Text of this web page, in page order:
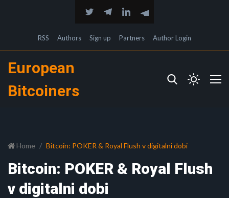
RSS Authors Sign up Partners Author Login
European
Bitcoiners
Home Bitcoin: POKER & Royal Flush v digitalni dobi
Bitcoin: POKER & Royal Flush
v digitalni dobi